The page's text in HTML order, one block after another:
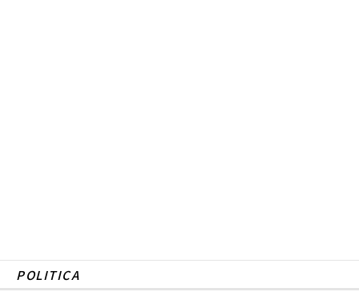
POLITICA